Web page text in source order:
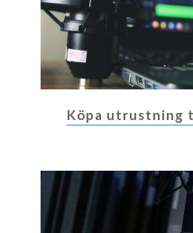
Köpa utrustning